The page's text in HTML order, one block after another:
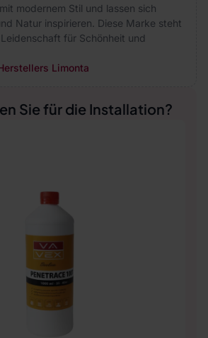
modernem Stil und lassen sich
Natur inspirieren. Diese Marke steht
für Schönheit und
Limonta
Sie für die Installation?